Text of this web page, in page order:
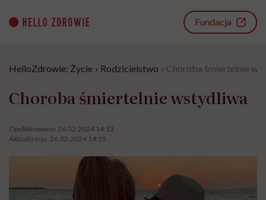
content
Fundacja
HelloZdrowie: Życie › Rodzicielstwo › Choroba śmiertelnie
Choroba śmiertelnie wstydliwa
Opublikowano: 26.02.2024 14:13
Aktualizacja: 26.02.2024 14:35